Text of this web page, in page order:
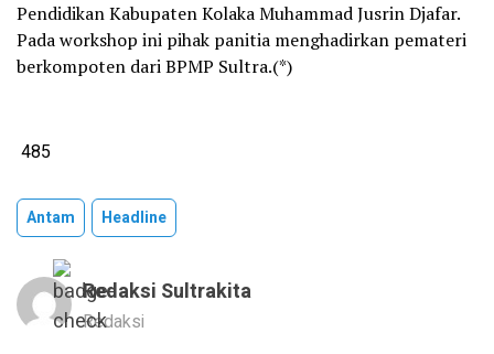
Pendidikan Kabupaten Kolaka Muhammad Jusrin Djafar.
Pada workshop ini pihak panitia menghadirkan pemateri
berkompoten dari BPMP Sultra.(*)
485
Antam Headline
Redaksi Sultrakita
Redaksi